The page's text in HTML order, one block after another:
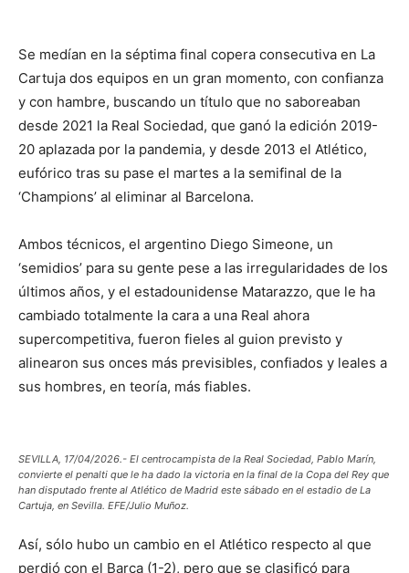
Se medían en la séptima final copera consecutiva en La
Cartuja dos equipos en un gran momento, con confianza
y con hambre, buscando un título que no saboreaban
desde 2021 la Real Sociedad, que ganó la edición 2019-
20 aplazada por la pandemia, y desde 2013 el Atlético,
eufórico tras su pase el martes a la semifinal de la
‘Champions’ al eliminar al Barcelona.
Ambos técnicos, el argentino Diego Simeone, un
‘semidios’ para su gente pese a las irregularidades de los
últimos años, y el estadounidense Matarazzo, que le ha
cambiado totalmente la cara a una Real ahora
supercompetitiva, fueron fieles al guion previsto y
alinearon sus onces más previsibles, confiados y leales a
sus hombres, en teoría, más fiables.
SEVILLA, 17/04/2026.- El centrocampista de la Real Sociedad, Pablo Marín,
convierte el penalti que le ha dado la victoria en la final de la Copa del Rey que
han disputado frente al Atlético de Madrid este sábado en el estadio de La
Cartuja, en Sevilla. EFE/Julio Muñoz.
Así, sólo hubo un cambio en el Atlético respecto al que
perdió con el Barça (1-2), pero que se clasificó para